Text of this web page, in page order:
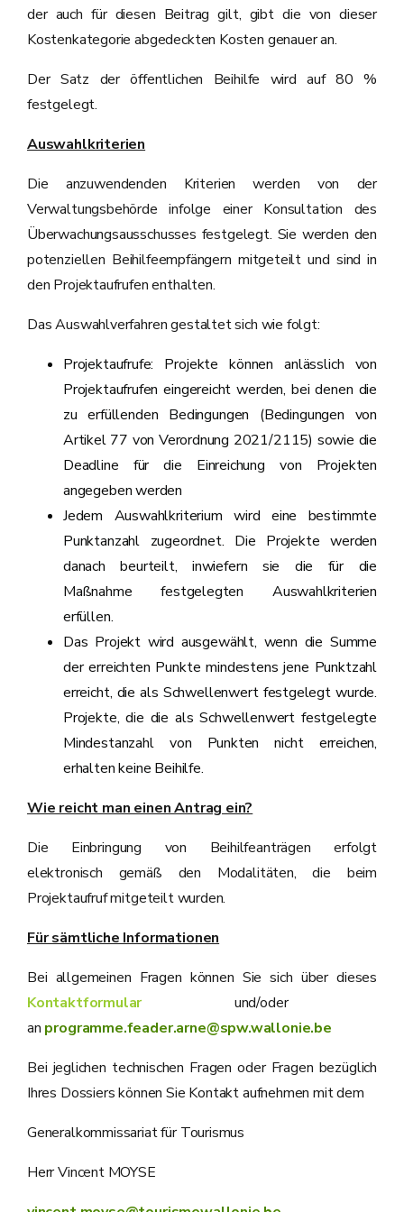
der auch für diesen Beitrag gilt, gibt die von dieser
Kostenkategorie abgedeckten Kosten genauer an.
Der Satz der öffentlichen Beihilfe wird auf 80 %
festgelegt.
Auswahlkriterien
Die anzuwendenden Kriterien werden von der
Verwaltungsbehörde infolge einer Konsultation des
Überwachungsausschusses festgelegt. Sie werden den
potenziellen Beihilfeempfängern mitgeteilt und sind in
den Projektaufrufen enthalten.
Das Auswahlverfahren gestaltet sich wie folgt:
Projektaufrufe: Projekte können anlässlich von
Projektaufrufen eingereicht werden, bei denen die
zu erfüllenden Bedingungen (Bedingungen von
Artikel 77 von Verordnung 2021/2115) sowie die
Deadline für die Einreichung von Projekten
angegeben werden
Jedem Auswahlkriterium wird eine bestimmte
Punktanzahl zugeordnet. Die Projekte werden
danach beurteilt, inwiefern sie die für die
Maßnahme festgelegten Auswahlkriterien
erfüllen.
Das Projekt wird ausgewählt, wenn die Summe
der erreichten Punkte mindestens jene Punktzahl
erreicht, die als Schwellenwert festgelegt wurde.
Projekte, die die als Schwellenwert festgelegte
Mindestanzahl von Punkten nicht erreichen,
erhalten keine Beihilfe.
Wie reicht man einen Antrag ein?
Die Einbringung von Beihilfeanträgen erfolgt
elektronisch gemäß den Modalitäten, die beim
Projektaufruf mitgeteilt wurden.
Für sämtliche Informationen
Bei allgemeinen Fragen können Sie sich über dieses
Kontaktformularund/oder
an programme.feader.arne@spw.wallonie.be
Bei jeglichen technischen Fragen oder Fragen bezüglich
Ihres Dossiers können Sie Kontakt aufnehmen mit dem
Generalkommissariat für Tourismus
Herr Vincent MOYSE